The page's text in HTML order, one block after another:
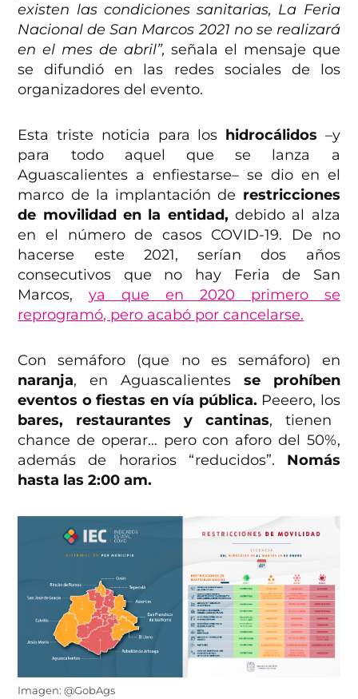
existen las condiciones sanitarias, La Feria
Nacional de San Marcos 2021 no se realizará
en el mes de abril”, señala el mensaje que
se difundió en las redes sociales de los
organizadores del evento.
Esta triste noticia para los hidrocálidos –y
para todo aquel que se lanza a
Aguascalientes a enfiestarse– se dio en el
marco de la implantación de restricciones
de movilidad en la entidad, debido al alza
en el número de casos COVID-19. De no
hacerse este 2021, serían dos años
consecutivos que no hay Feria de San
Marcos,ya que en 2020 primero se
reprogramó, pero acabó por cancelarse.
Con semáforo (que no es semáforo) en
naranja, en Aguascalientes se prohíben
eventos o fiestas en vía pública. Peeero, los
bares, restaurantes y cantinas, tienen
chance de operar… pero con aforo del 50%,
además de horarios “reducidos”. Nomás
hasta las 2:00 am.
Imagen: @GobAgs